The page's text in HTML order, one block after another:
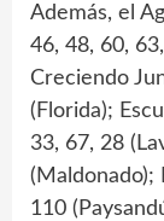
Además, el
46, 48, 60,
Creciendo
(Florida);
33, 67, 28
(Maldonado);
110